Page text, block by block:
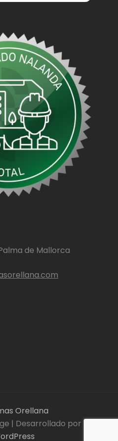
de Mallorca
Orellana
| Desarrollado por Rara